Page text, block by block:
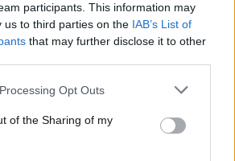
participants. This information may
us to third parties on the IAB’s List of
that may further disclose it to other
website/app uses one or more Google
or usage behaviour. You may click to
to Google and its third-party tags to
specified purposes in below Google
Opt Outs
of the Sharing of my
με θαλασσινό αέρα: Διάλεξε
και άφησε την Blue Star Ferries